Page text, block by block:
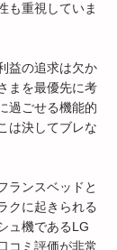
も重視していま
益の追求は欠か
まを最優先に考
過ごせる機能的
は決してブレな
ランスベッドと
クに起きられる
ュ機であるLG
コミ評価が非常